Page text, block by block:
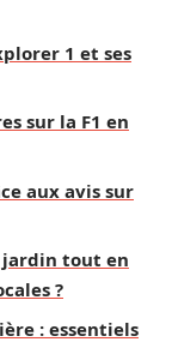
1 et ses
sur la F1 en
aux avis sur
jardin tout en
?
: essentiels